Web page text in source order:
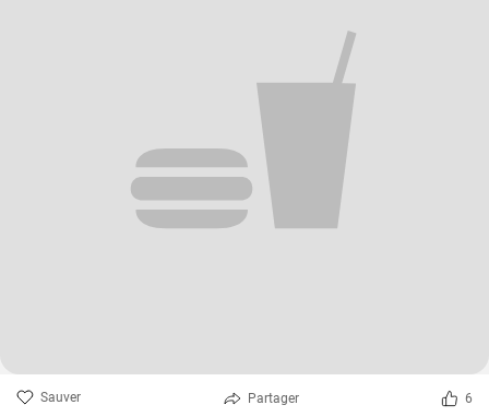
Sauver Partager 6